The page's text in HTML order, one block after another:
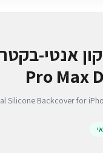
Pro Max
Silicone Backcover for